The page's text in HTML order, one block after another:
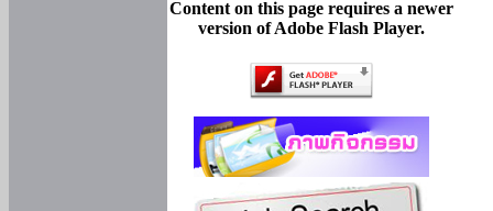
Content on this page requires a newer
version of Adobe Flash Player.